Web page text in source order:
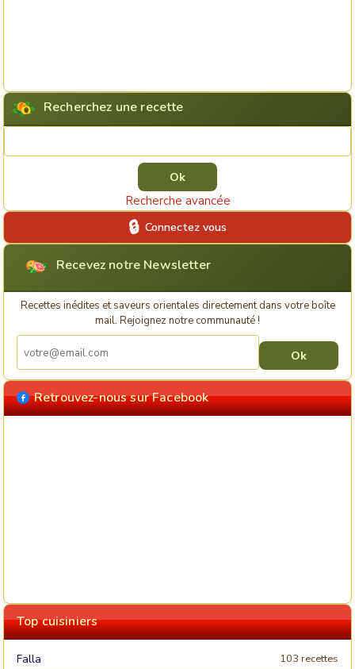
Recherchez une recette
Recherche avancée
Connectez vous
Recevez notre Newsletter
Recettes inédites et saveurs orientales directement dans votre boîte
mail. Rejoignez notre communauté !
Retrouvez-nous sur Facebook
Top cuisiniers
Falla 103 recettes